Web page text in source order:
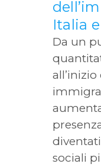
Italia
Da un
all’inizio
sociali